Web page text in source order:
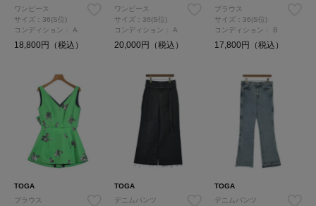
ワンピース
サイズ：36(S位)
コンディション： A
18,800円（税込）
ワンピース
サイズ：36(S位)
コンディション：
A
20,000円（税込）
ブラウス
サイズ：36(S位)
コンディション：
B
17,800円（税込）
TOGA
ブラウス
TOGA
デニムパンツ
TOGA
デニムパンツ